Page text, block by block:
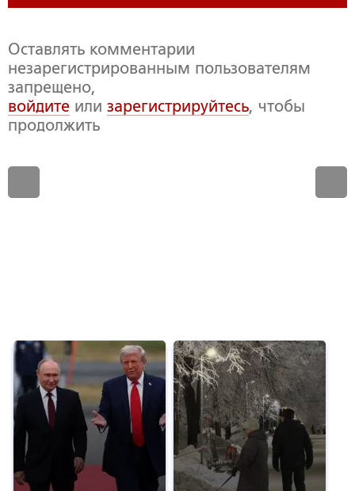
Оставлять комментарии
незарегистрированным пользователям
запрещено,
войдите или зарегистрируйтесь, чтобы
продолжить